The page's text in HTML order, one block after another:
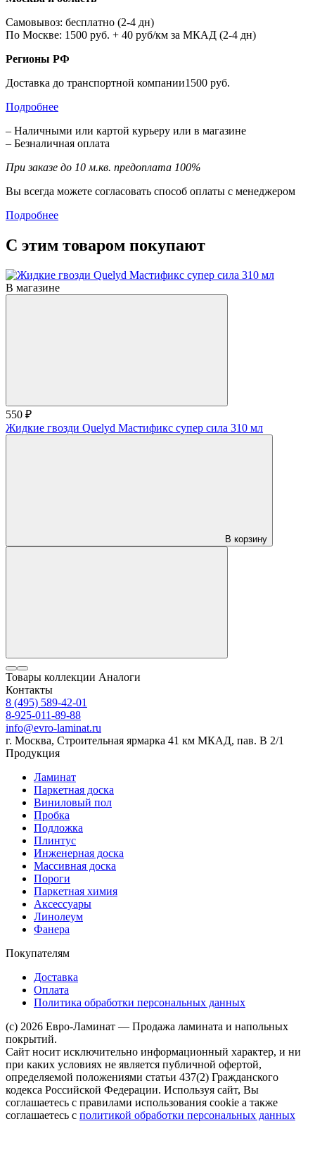
Самовывоз: бесплатно (2-4 дн)
По Москве: 1500 руб. + 40 руб/км за МКАД (2-4 дн)
Регионы РФ
Доставка до транспортной компании1500 руб.
Подробнее
– Наличными или картой курьеру или в магазине
– Безналичная оплата
При заказе до 10 м.кв. предоплата 100%
Вы всегда можете согласовать способ оплаты с менеджером
Подробнее
С этим товаром покупают
В магазине
550 ₽
Жидкие гвозди Quelyd Мастификс супер сила 310 мл
В корзину
Товары коллекции Аналоги
Контакты
8 (495) 589-42-01
8-925-011-89-88
info@evro-laminat.ru
г. Москва, Строительная ярмарка 41 км МКАД, пав. В 2/1
Продукция
Ламинат
Паркетная доска
Виниловый пол
Пробка
Подложка
Плинтус
Инженерная доска
Массивная доска
Пороги
Паркетная химия
Аксессуары
Линолеум
Фанера
Покупателям
Доставка
Оплата
Политика обработки персональных данных
(c) 2026 Евро-Ламинат — Продажа ламината и напольных
покрытий.
Сайт носит исключительно информационный характер, и ни
при каких условиях не является публичной офертой,
определяемой положениями статьи 437(2) Гражданского
кодекса Российской Федерации. Используя сайт, Вы
соглашаетесь с правилами использования cookie а также
соглашаетесь с политикой обработки персональных данных